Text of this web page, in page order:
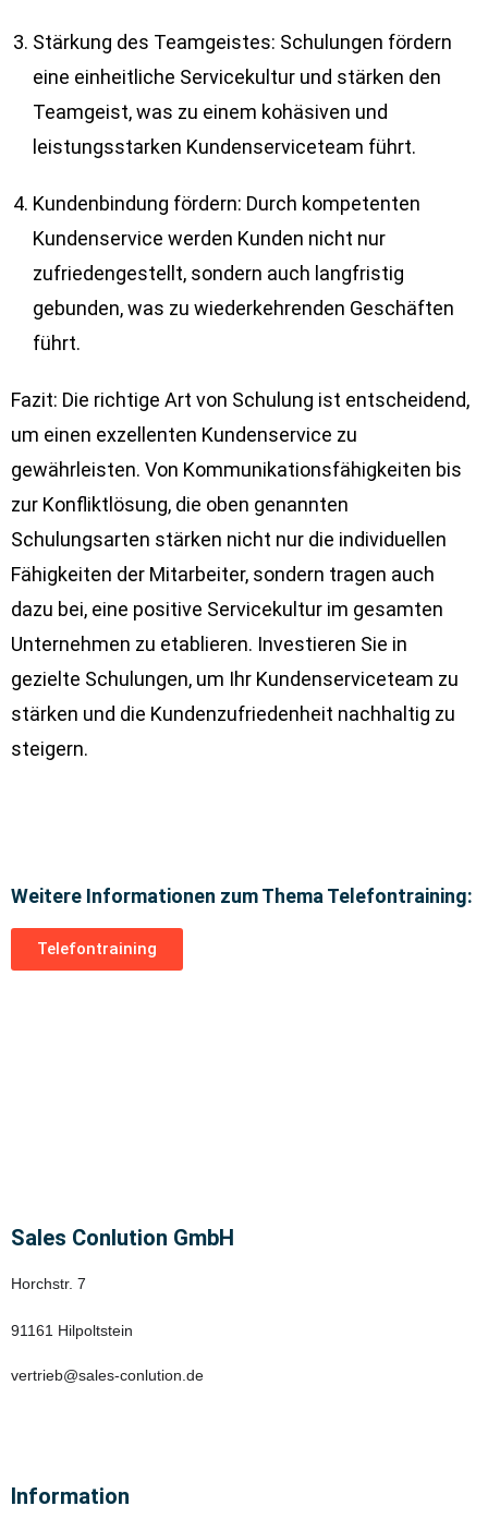
Stärkung des Teamgeistes: Schulungen fördern
eine einheitliche Servicekultur und stärken den
Teamgeist, was zu einem kohäsiven und
leistungsstarken Kundenserviceteam führt.
Kundenbindung fördern: Durch kompetenten
Kundenservice werden Kunden nicht nur
zufriedengestellt, sondern auch langfristig
gebunden, was zu wiederkehrenden Geschäften
führt.
Fazit: Die richtige Art von Schulung ist entscheidend,
um einen exzellenten Kundenservice zu
gewährleisten. Von Kommunikationsfähigkeiten bis
zur Konfliktlösung, die oben genannten
Schulungsarten stärken nicht nur die individuellen
Fähigkeiten der Mitarbeiter, sondern tragen auch
dazu bei, eine positive Servicekultur im gesamten
Unternehmen zu etablieren. Investieren Sie in
gezielte Schulungen, um Ihr Kundenserviceteam zu
stärken und die Kundenzufriedenheit nachhaltig zu
steigern.
Weitere Informationen zum Thema Telefontraining:
Telefontraining
Sales Conlution GmbH
Horchstr. 7
91161 Hilpoltstein
vertrieb@sales-conlution.de
Information